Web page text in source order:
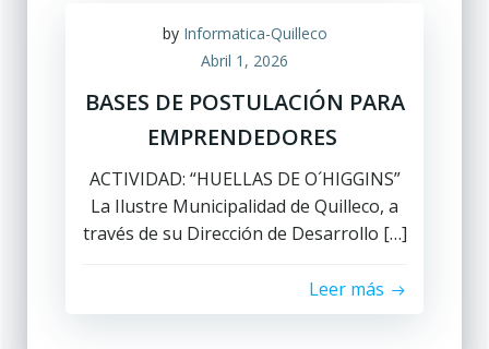
by Informatica-Quilleco
Abril 1, 2026
BASES DE POSTULACIÓN PARA
EMPRENDEDORES
ACTIVIDAD: “HUELLAS DE O´HIGGINS”
La Ilustre Municipalidad de Quilleco, a
través de su Dirección de Desarrollo […]
Leer más